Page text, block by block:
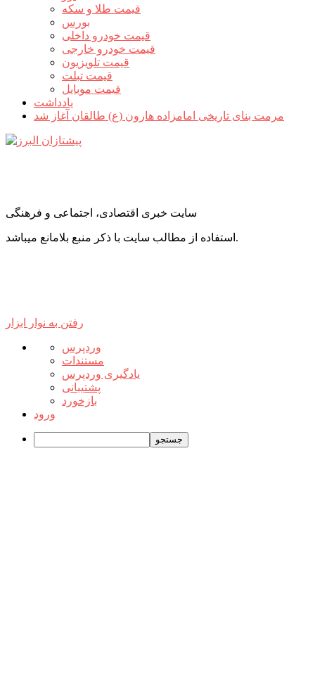
قیمت طلا و سکه
بورس
قیمت خودرو داخلی
قیمت خودرو خارجی
قیمت تلویزیون
قیمت تبلت
قیمت موبایل
یادداشت
مرمت بنای تاریخی امامزاده هارون (ع) طالقان آغاز شد
سایت خبری اقتصادی، اجتماعی و فرهنگی
استفاده از مطالب سایت با ذکر منبع بلامانع میباشد.
رفتن به نوار ابزار
درباره
وردپرس
وردپرس
مستندات
یادگیری وردپرس
پشتیبانی
بازخورد
ورود
جستجو